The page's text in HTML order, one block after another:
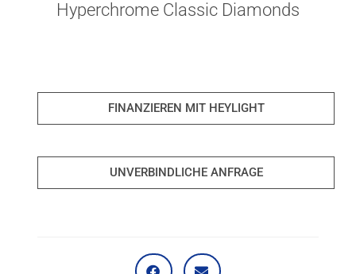
Hyperchrome Classic Diamonds
FINANZIEREN MIT HEYLIGHT
UNVERBINDLICHE ANFRAGE